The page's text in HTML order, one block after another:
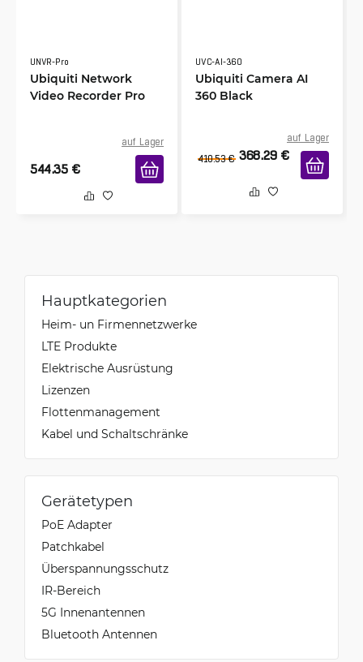
UNVR-Pro
Ubiquiti Network
Video Recorder Pro
auf Lager
544.35 €
UVC-AI-360
Ubiquiti Camera AI
360 Black
auf Lager
410.53 € 368.29 €
Hauptkategorien
Heim- un Firmennetzwerke
LTE Produkte
Elektrische Ausrüstung
Lizenzen
Flottenmanagement
Kabel und Schaltschränke
Gerätetypen
PoE Adapter
Patchkabel
Überspannungsschutz
IR-Bereich
5G Innenantennen
Bluetooth Antennen